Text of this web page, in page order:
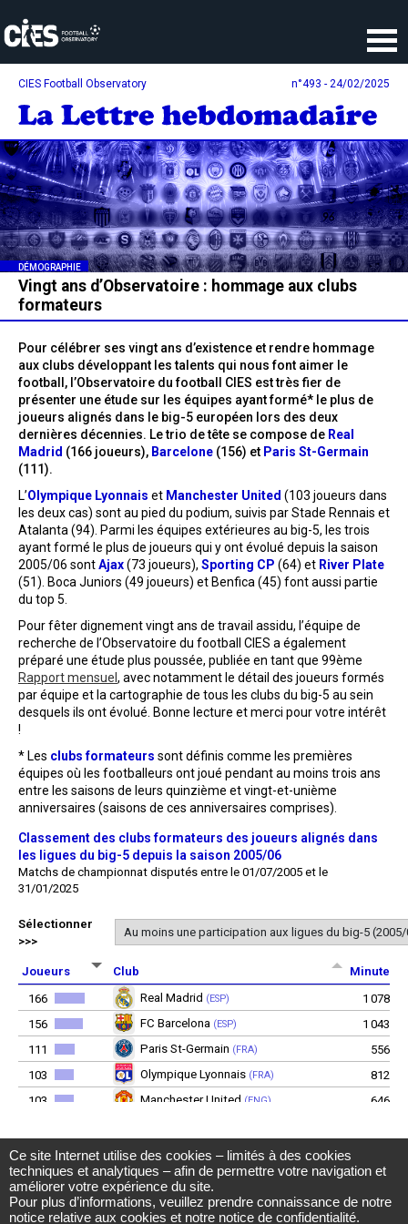
Observatoire du football CIES
Avenue DuPeyrou 1, 2000 Neuchâtel
(Suisse)
Tél. +41 (0)32 718 39 00
football.observatory@cies.ch
Ce site Internet utilise des cookies – limités à des cookies
techniques et analytiques – afin de permettre votre navigation et
améliorer votre expérience du site.
Pour plus d’informations, veuillez prendre connaissance de notre
notice relative aux cookies et notre notice de confidentialité.